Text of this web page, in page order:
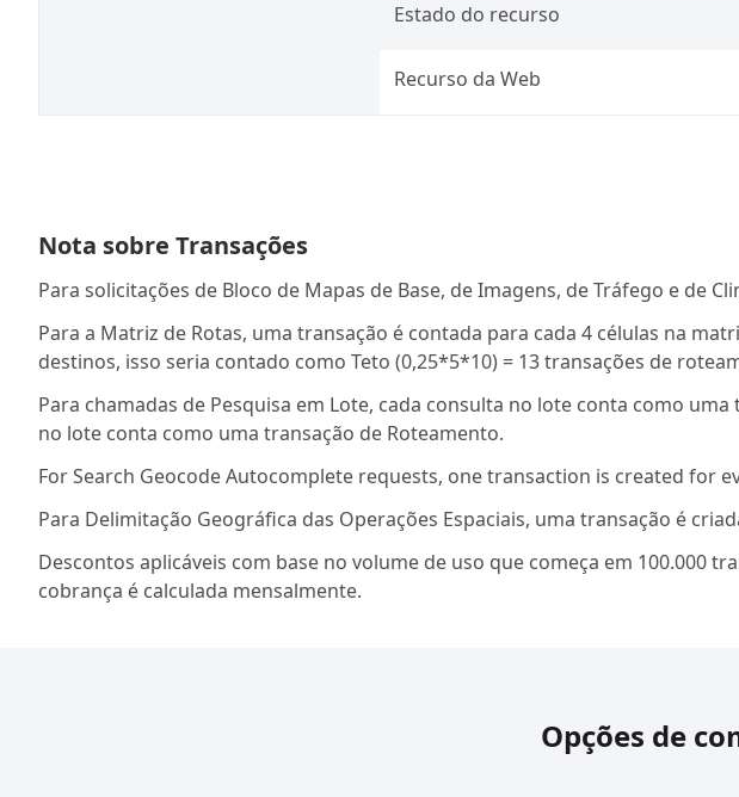
Estado do recurso
Recurso da Web
Nota sobre Transações
Para solicitações de Bloco de Mapas de Base, de Imagens, de Tráfego e de
Para a Matriz de Rotas, uma transação é contada para cada 4 células na
destinos, isso seria contado como Teto (0,25*5*10) = 13 transações de
Para chamadas de Pesquisa em Lote, cada consulta no lote conta como
no lote conta como uma transação de Roteamento.
For Search Geocode Autocomplete requests, one transaction is created for
Para Delimitação Geográfica das Operações Espaciais, uma transação é
Descontos aplicáveis com base no volume de uso que começa em 100.000
cobrança é calculada mensalmente.
Opções de